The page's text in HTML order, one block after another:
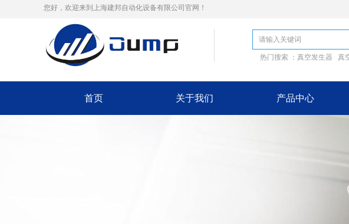
热门搜索 ：真空发生器
首页 关于我们 产品中心
您好，欢迎来到上海建邦自动化设备有限公司官网！